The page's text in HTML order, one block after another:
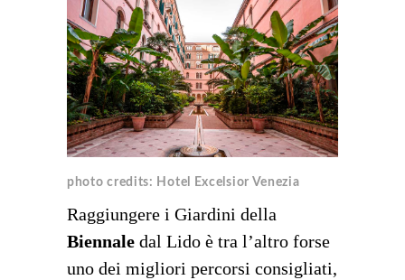
photo credits: Hotel Excelsior Venezia
Raggiungere i Giardini della
Biennale dal Lido è tra l’altro forse
uno dei migliori percorsi consigliati,